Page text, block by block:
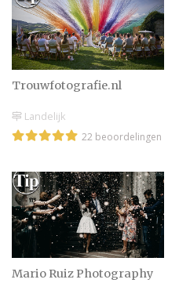
Trouwfotografie.nl
Landelijk
22 beoordelingen
Mario Ruiz Photography